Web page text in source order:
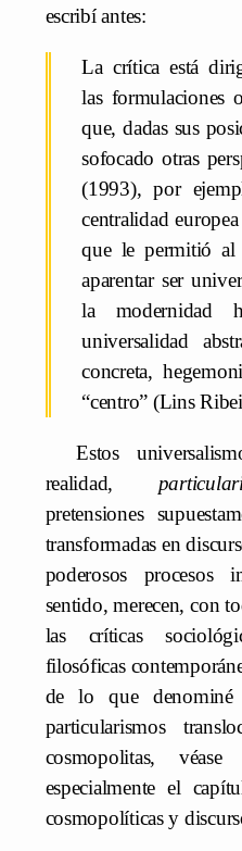
escribí antes:
La crítica está
las formulaciones
que, dadas sus
sofocado otras
(1993), por
centralidad
que le permitió al
aparentar ser
la modernidad
universalidad
concreta,
“centro” (Lins
Estos
realidad,
pretensiones
transformadas en
poderosos procesos
sentido, merecen, con
las críticas
filosóficas
de lo que denominé
particularismos
cosmopolitas,
especialmente el
cosmopolíticas y